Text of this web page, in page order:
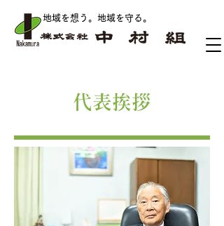
地域を想う。地域を守る 。
​代表挨拶